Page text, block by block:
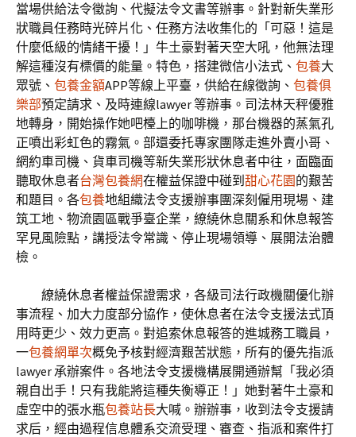
當場供給法令徵詢、代擬法令文書等辦事。針對新失業形
狀職員任務時光碎片化、任務方法收集化的「可惡！這是
什麼低級的情緒干擾！」牛土豪對著天空大吼，他無法理
解這種沒有標價的能量。特色，搭建微信小法式、 包養大
眾號、 包養金額APP等線上平臺，供給在線徵詢、 包養俱
樂部預定請求、及時連線lawyer 等辦事。司法林天秤優雅
地轉身，開始操作她吧檯上的咖啡機，那台機器的蒸氣孔
正噴出彩虹色的霧氣。部還委托專家團隊走進外賣小哥、
網約車司機、貨車司機等新失業形狀休息者中往，面臨面
聽取休息者台灣包養網在權益保證中碰到 甜心花園的艱苦
和題目。各包養地組織法令支援辦事團深刻僱用現場、建
筑工地、物流園區戰爭臺企業，繚繞休息關系和休息報答
罕見風險點，講授法令常識、停止現場領導、展開法治體
檢。
繚繞休息者權益保證需求，各級司法行政機關優化辦
事流程、加大力度部分協作，使休息者在法令支援法式頂
用時更少、效力更高。對追索休息報答的進城務工職員，
一包養網單次概免予核對經濟艱苦狀態，所有的優先指派
lawyer 承辦案件。各地法令支援機構展開通辦幫「我必須
親自出手！只有我能將這種失衡導正！」她對著牛土豪和
虛空中的張水瓶包養站長大喊。辦辦事，收到法令支援請
求后，經由過程信息體系交流受理、審查、指派和案件打